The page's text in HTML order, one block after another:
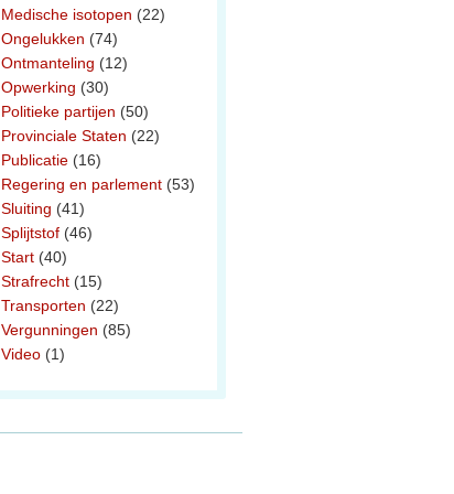
Medische isotopen (22)
Ongelukken (74)
Ontmanteling (12)
Opwerking (30)
Politieke partijen (50)
Provinciale Staten (22)
Publicatie (16)
Regering en parlement (53)
Sluiting (41)
Splijtstof (46)
Start (40)
Strafrecht (15)
Transporten (22)
Vergunningen (85)
Video (1)